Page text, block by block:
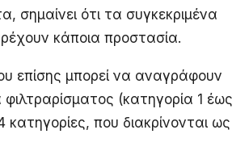
σημαίνει ότι τα συγκεκριμένα
κάποια προστασία.
επίσης μπορεί να αναγράφουν
φιλτραρίσματος (κατηγορία 1 έως
που διακρίνονται ως